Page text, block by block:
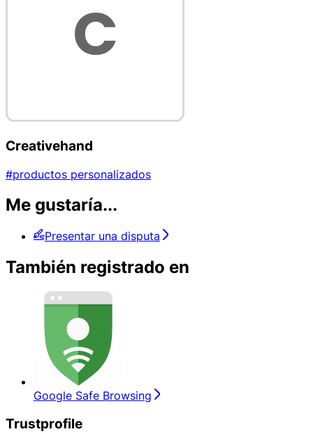
Creativehand
#productos personalizados
Me gustaría...
Presentar una disputa
También registrado en
Google Safe Browsing
Trustprofile